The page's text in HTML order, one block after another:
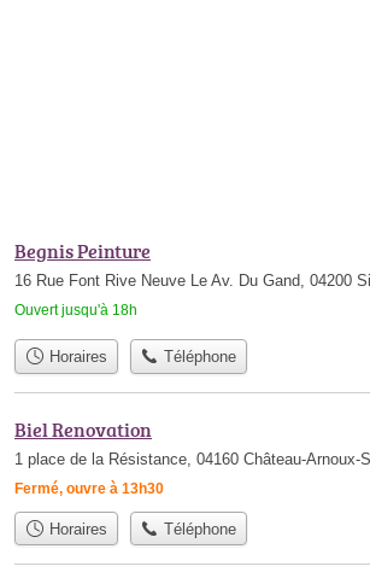
Begnis Peinture
16 Rue Font Rive Neuve Le Av. Du Gand, 04200
Ouvert jusqu'à 18h
Horaires Téléphone
Biel Renovation
1 place de la Résistance, 04160 Château-Arnoux-
Fermé, ouvre à 13h30
Horaires Téléphone